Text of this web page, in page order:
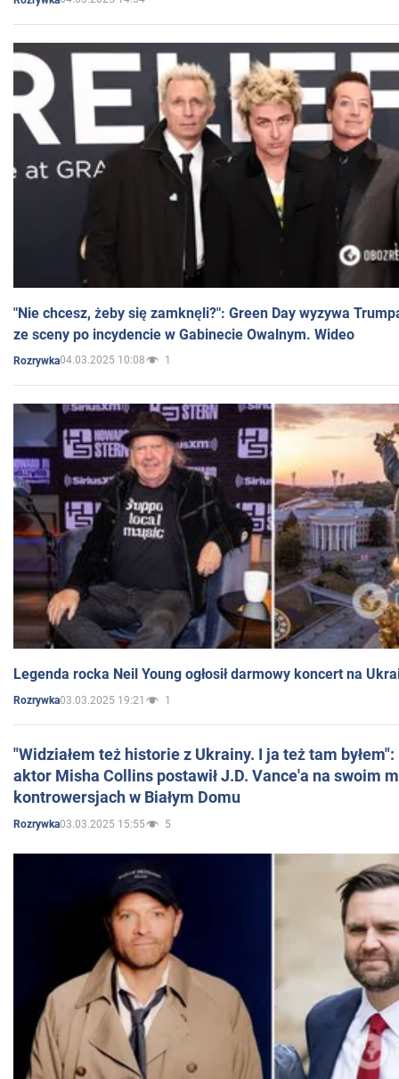
"Nie chcesz, żeby się zamknęli?": Green Day wyzywa
ze sceny po incydencie w Gabinecie Owalnym. Wideo
Rozrywka04.03.2025 10:08 1
Legenda rocka Neil Young ogłosił darmowy koncert na
Rozrywka03.03.2025 19:21 1
"Widziałem też historie z Ukrainy. I ja też tam
aktor Misha Collins postawił J.D. Vance'a na swoim
kontrowersjach w Białym Domu
Rozrywka03.03.2025 15:55 5